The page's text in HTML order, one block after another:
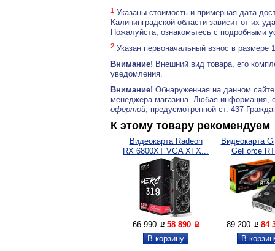
1 Указаны стоимость и примерная дата
Калининградской области зависит от их
Пожалуйста, ознакомьтесь с подробными
2 Указан первоначальный взнос в
Внимание! Внешний вид товара, его
уведомления.
Внимание! Обнаруженная на данном
менеджера магазина. Любая информация,
офертой, предусмотренной ст. 437
К этому товару рекомендуем
Видеокарта Radeon
RX 6800XT VGA XFX...
66 990P 58 890 P
Видеокарта
GeForce
89 200P 84